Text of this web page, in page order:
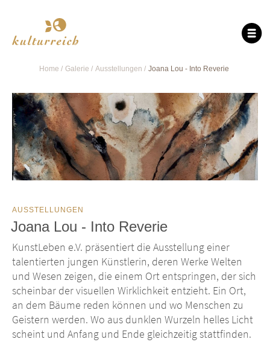
Home Galerie Ausstellungen Joana Lou - Into Reverie
AUSSTELLUNGEN
Joana Lou - Into Reverie
KunstLeben e.V. präsentiert die Ausstellung einer
talentierten jungen Künstlerin, deren Werke Welten
und Wesen zeigen, die einem Ort entspringen, der sich
scheinbar der visuellen Wirklichkeit entzieht. Ein Ort,
an dem Bäume reden können und wo Menschen zu
Geistern werden. Wo aus dunklen Wurzeln helles Licht
scheint und Anfang und Ende gleichzeitig stattfinden.